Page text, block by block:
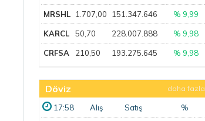
MRSHL 1.707,00 151.347.646 % 9,99
KARCL 50,70 228.007.888 % 9,98
CRFSA 210,50 193.275.645 % 9,98
Döviz daha fazla
17:58 Alış Satış %